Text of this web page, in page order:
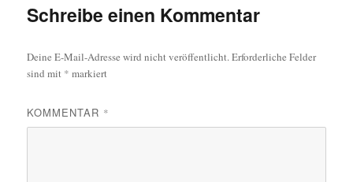
Schreibe einen Kommentar
Deine E-Mail-Adresse wird nicht veröffentlicht. Erforderliche Felder
sind mit * markiert
KOMMENTAR *